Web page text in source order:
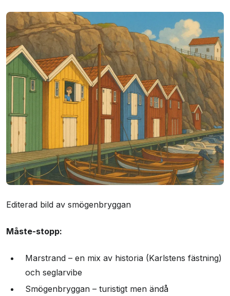
Editerad bild av smögenbryggan
Måste-stopp:
Marstrand – en mix av historia (Karlstens fästning)
och seglarvibe
Smögenbryggan – turistigt men ändå